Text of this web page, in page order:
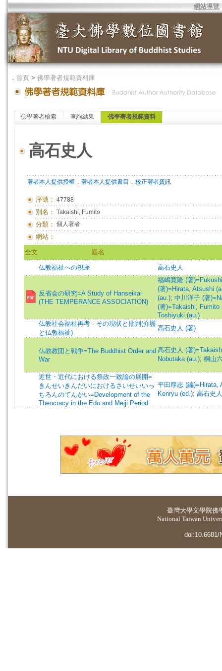
網站導覽
． 首頁 > 佛學著者規範資料庫
佛學著者檢索 查詢結果 佛學著者規範資料
高石史人
著者本人提供授權 ． 著者本人提供書目 ． 校正著者資訊
序號： 47788
別名： Takaishi, Fumito
分類： 個人著者
網站：
全文 題名
仏教福祉への視座 高石史人
反省会の研究=A Study of Hanseikai
(THE TEMPERANCE ASSOCIATION)
福嶋寛隆 (著
(著)=Hirata, Atsushi
(au.); 中川洋子 (著
(著)=Takaishi, Fumito
Toshiyuki (au.)
仏教社会福祉再考 - その現状と批判(介護
と仏教福祉)
高石史人 (著)
仏教教団と戦争=The Buddhist Order and
War
高石史人 (著
Nobutaka (au.); 桐山
近世・近代における祭政一致論の展開=
きんせいきんだいにおけるさいせいいっ
ちろんのてんかい=Development of the
Theocracy in the Edo and Meiji Period
平田厚志 (編)=Hirata,
Kenryu (ed.); 高石史
臺灣大學文學院佛
National Taiwan
doi:10.6681/